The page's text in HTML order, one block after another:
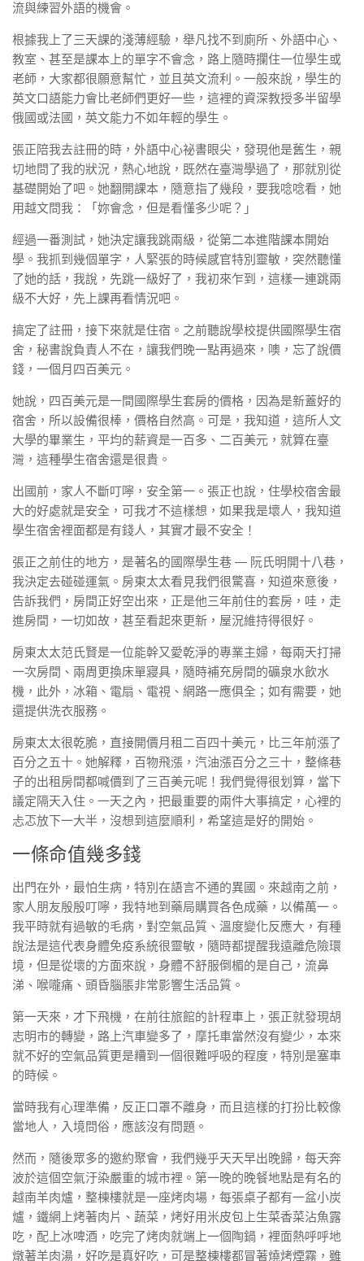
流與練習外語的機會。
根據我上了三天課的淺薄經驗，舉凡找不到廁所、外語中心、
教室、甚至是課本上的單字不會念，路上隨時攔住一位學生或
老師，大家都很願意幫忙，並且英文流利。一般來說，學生的
英文口語能力會比老師們更好一些，這裡的資深教授多半留學
俄國或法國，英文能力不如年輕的學生。
張正陪我去註冊的時，外語中心祕書眼尖，發現他是舊生，親
切地問了我的狀況，熱心地說，既然在臺灣學過了，那就別從
基礎開始了吧。她翻開課本，隨意指了幾段，要我唸唸看，她
用越文問我：「妳會念，但是看懂多少呢？」
經過一番測試，她決定讓我跳兩級，從第二本進階課本開始
學。我抓到幾個單字，人緊張的時候感官特別靈敏，突然聽懂
了她的話，我說，先跳一級好了，我初來乍到，這樣一連跳兩
級不大好，先上課再看情況吧。
搞定了註冊，接下來就是住宿。之前聽說學校提供國際學生宿
舍，秘書說負責人不在，讓我們晚一點再過來，噢，忘了說價
錢，一個月四百美元。
她說，四百美元是一間國際學生套房的價格，因為是新蓋好的
宿舍，所以設備很棒，價格自然高。可是，我知道，這所人文
大學的畢業生，平均的薪資是一百多、二百美元，就算在臺
灣，這種學生宿舍還是很貴。
出國前，家人不斷叮嚀，安全第一。張正也說，住學校宿舍最
大的好處就是安全，可我才不這樣想，如果我是壞人，我知道
學生宿舍裡面都是有錢人，其實才最不安全！
張正之前住的地方，是著名的國際學生巷 — 阮氏明開十八巷，
我決定去碰碰運氣。房東太太看見我們很驚喜，知道來意後，
告訴我們，房間正好空出來，正是他三年前住的套房，哇，走
進房間，一切如故，甚至看起來更新，屋況維持得很好。
房東太太范氏賢是一位能幹又愛乾淨的專業主婦，每兩天打掃
一次房間、兩周更換床單寢具，隨時補充房間的礦泉水飲水
機，此外，冰箱、電扇、電視、網路一應俱全；如有需要，她
還提供洗衣服務。
房東太太很乾脆，直接開價月租二百四十美元，比三年前漲了
百分之五十。她解釋，百物飛漲，汽油漲百分之三十，整條巷
子的出租房間都喊價到了三百美元呢！我們覺得很划算，當下
議定隔天入住。一天之內，把最重要的兩件大事搞定，心裡的
忐忑放下一大半，沒想到這麼順利，希望這是好的開始。
一條命值幾多錢
出門在外，最怕生病，特別在語言不通的異國。來越南之前，
家人朋友殷殷叮嚀，我特地到藥局購買各色成藥，以備萬一。
我平時就有過敏的毛病，對空氣品質、溫度變化反應大，有種
說法是這代表身體免疫系統很靈敏，隨時都提醒我遠離危險環
境，但是從壞的方面來說，身體不舒服倒楣的是自己，流鼻
涕、喉嚨痛、頭昏腦脹非常影響生活品質。
第一天來，才下飛機，在前往旅館的計程車上，張正就發現胡
志明市的轉變，路上汽車變多了，摩托車當然沒有變少，本來
就不好的空氣品質更是糟到一個很難呼吸的程度，特別是塞車
的時候。
當時我有心理準備，反正口罩不離身，而且這樣的打扮比較像
當地人，入境問俗，應該沒有問題。
然而，隨後眾多的邀約聚會，我們幾乎天天早出晚歸，每天奔
波於這個空氣汙染嚴重的城市裡。第一晚的晚餐地點是有名的
越南羊肉爐，整棟樓就是一座烤肉場，每張桌子都有一盆小炭
爐，鐵網上烤著肉片、蔬菜，烤好用米皮包上生菜香菜沾魚露
吃，配上冰啤酒，吃完了烤肉就端上一個陶鍋，裡面熱呼呼地
燉著羊肉湯，好吃是真好吃，可是整棟樓都冒著燒烤煙霧，雖